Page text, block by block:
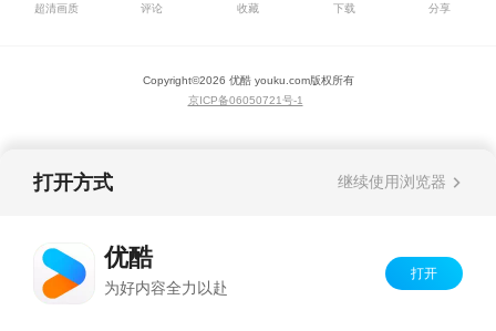
长人物刻画，他从100多个小时从未公布过的珍·
非洲研究黑猩猩的故事。伴随菲利普·格拉斯的迷
人配乐，让观众感受到在那个仍由男性主导野外
一起，大大强化了人与自然的关系。
超清画质 评论 收藏 下载 分享
Copyright©2026 优酷 youku.com版权所有
京ICP备06050721号-1
打开方式 继续使用浏览器
优酷
为好内容全力以赴
打开